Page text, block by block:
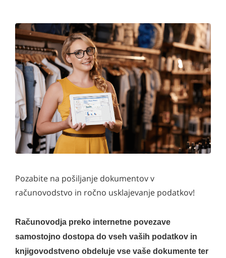
Pozabite na pošiljanje dokumentov v
računovodstvo in ročno usklajevanje podatkov!
Računovodja preko internetne povezave
samostojno dostopa do vseh vaših podatkov in
knjigovodstveno obdeluje vse vaše dokumente ter